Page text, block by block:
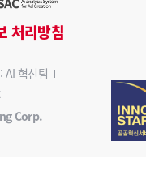
처리방침
AI 혁신팀
Corp.